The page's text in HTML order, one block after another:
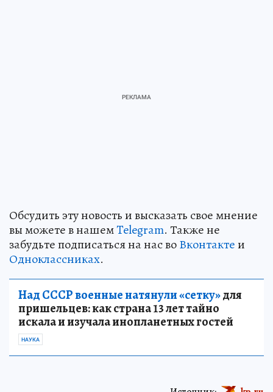
Обсудить эту новость и высказать свое мнение
вы можете в нашемTelegram. Также не
забудьте подписаться на нас воВконтактеи
Одноклассниках.
Над СССР военные натянули «сетку»для
пришельцев: как страна 13 лет тайно
искала и изучала инопланетных гостей
НАУКА